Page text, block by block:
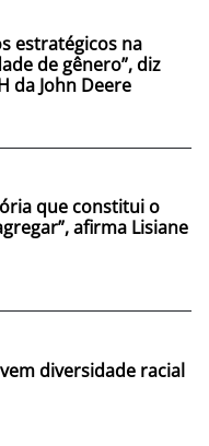
estratégicos na
de gênero”, diz
da John Deere
que constitui o
afirma Lisiane
diversidade racial